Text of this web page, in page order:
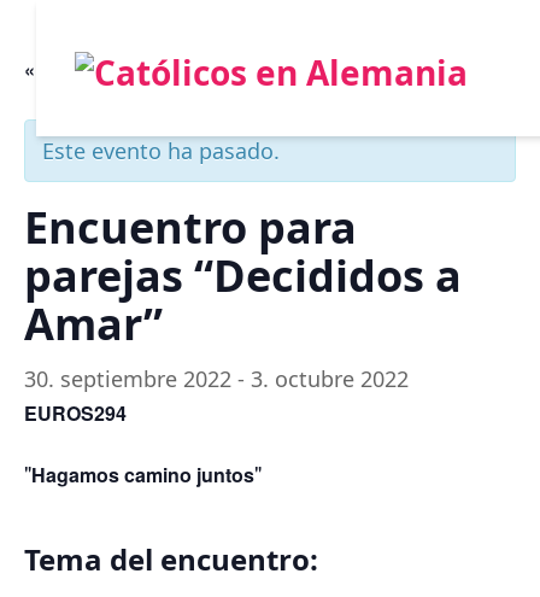
« Todos los Eventos
Este evento ha pasado.
Encuentro para
parejas “Decididos a
Amar”
30. septiembre 2022 - 3. octubre 2022
EUROS294
Hagamos camino juntos
Tema del encuentro: